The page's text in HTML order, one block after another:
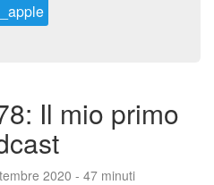
Il mio primo
2020 - 47 minuti